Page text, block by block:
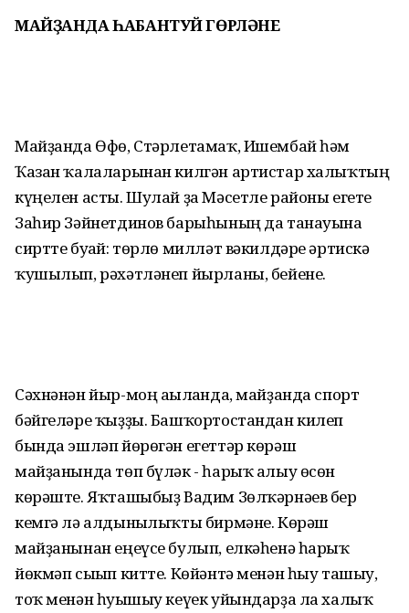
МАЙҘАНДА ҺАБАНТУЙ ГӨРЛӘНЕ
Майҙанда Өфө, Стәрлетамаҡ, Ишембай һәм
Ҡазан ҡалаларынан килгән артистар халыҡтың
күңелен асты. Шулай ҙа Мәсетле районы егете
Заһир Зәйнетдинов барыһының да танауына
сиртте буғай: төрлө милләт вәкилдәре әртискә
ҡушылып, рәхәтләнеп йырланы, бейене.
Сәхнәнән йыр-моң ағылғанда, майҙанда спорт
бәйгеләре ҡыҙҙы. Башҡортостандан килеп
бында эшләп йөрөгән егеттәр көрәш
майҙанында төп бүләк - һарыҡ алыу өсөн
көрәште. Яҡташыбыҙ Вадим Зөлҡәрнәев бер
кемгә лә алдынғылыҡты бирмәне. Көрәш
майҙанынан еңеүсе булып, елкәһенә һарыҡ
йөкмәп сығып китте. Көйәнтә менән һыу ташыу,
тоҡ менән һуғышыу кеүек уйындарҙа ла халыҡ